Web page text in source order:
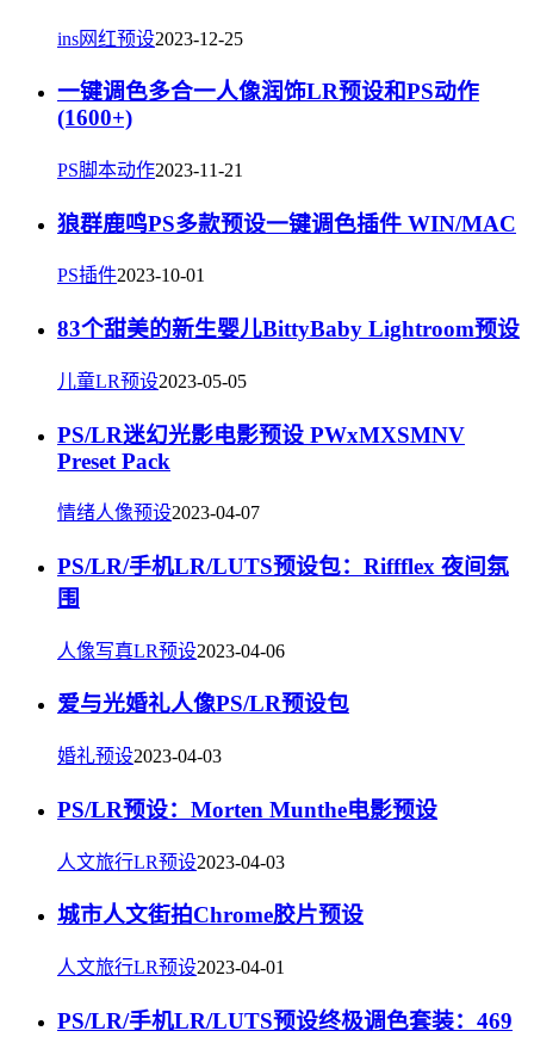
ins网红预设2023-12-25
一键调色多合一人像润饰LR预设和PS动作
(1600+)
PS脚本动作2023-11-21
狼群鹿鸣PS多款预设一键调色插件 WIN/MAC
PS插件2023-10-01
83个甜美的新生婴儿BittyBaby Lightroom预设
儿童LR预设2023-05-05
PS/LR迷幻光影电影预设 PWxMXSMNV
Preset Pack
情绪人像预设2023-04-07
PS/LR/手机LR/LUTS预设包：Riffflex 夜间氛
围
人像写真LR预设2023-04-06
爱与光婚礼人像PS/LR预设包
婚礼预设2023-04-03
PS/LR预设：Morten Munthe电影预设
人文旅行LR预设2023-04-03
城市人文街拍Chrome胶片预设
人文旅行LR预设2023-04-01
PS/LR/手机LR/LUTS预设终极调色套装：469